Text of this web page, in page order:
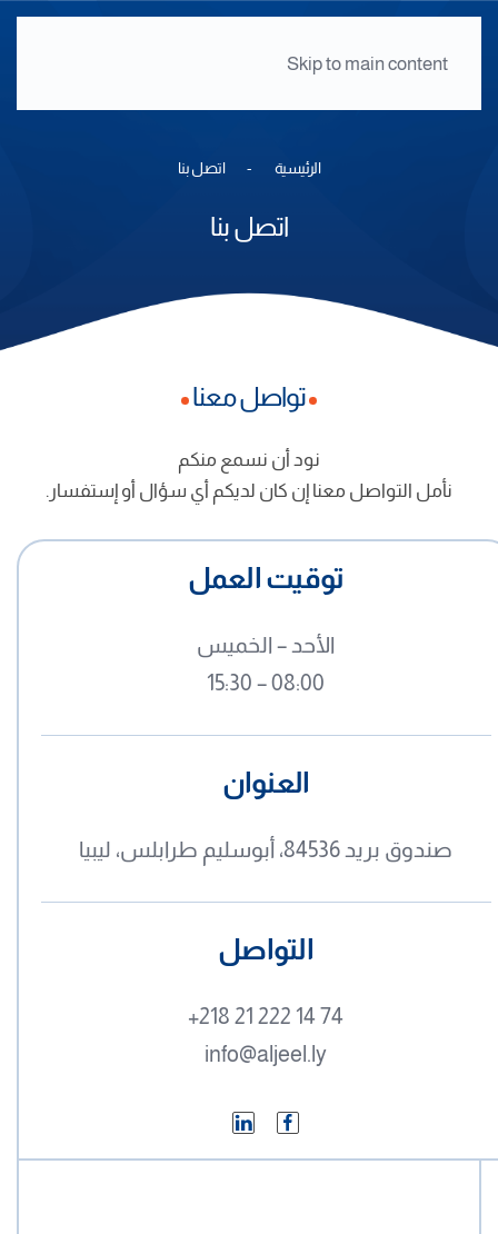
Skip to main content
الرئيسية اتصل بنا
اتصل بنا
تواصل معنا
نود أن نسمع منكم
نأمل التواصل معنا إن كان لديكم أي سؤال أو إستفسار.
توقيت العمل
الأحد – الخميس
15:30 – 08:00
العنوان
صندوق بريد 84536، أبوسليم طرابلس، ليبيا
التواصل
+218 21 222 14 74
info@aljeel.ly